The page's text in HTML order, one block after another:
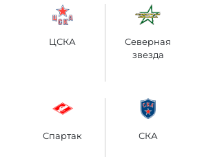
ЦСКА
Северная
звезда
Спартак СКА